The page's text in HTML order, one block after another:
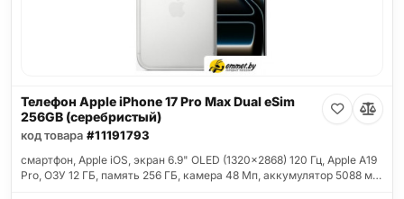
Телефон Apple iPhone 17 Pro Max Dual eSim
256GB (серебристый)
код товара #11191793
смартфон, Apple iOS, экран 6.9" OLED (1320x2868) 120 Гц, Apple A19
Pro, ОЗУ 12 ГБ, память 256 ГБ, камера 48 Мп, аккумулятор 5088 м…